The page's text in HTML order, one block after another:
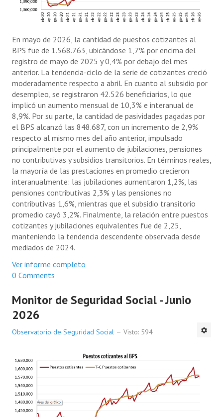
En mayo de 2026, la cantidad de puestos cotizantes al
BPS fue de 1.568.763, ubicándose 1,7% por encima del
registro de mayo de 2025 y 0,4% por debajo del mes
anterior. La tendencia-ciclo de la serie de cotizantes creció
moderadamente respecto a abril. En cuanto al subsidio por
desempleo, se registraron 42.526 beneficiarios, lo que
implicó un aumento mensual de 10,3% e interanual de
8,9%. Por su parte, la cantidad de pasividades pagadas por
el BPS alcanzó las 848.687, con un incremento de 2,9%
respecto al mismo mes del año anterior, impulsado
principalmente por el aumento de jubilaciones, pensiones
no contributivas y subsidios transitorios. En términos reales,
la mayoría de las prestaciones en promedio crecieron
interanualmente: las jubilaciones aumentaron 1,2%, las
pensiones contributivas 2,3% y las pensiones no
contributivas 1,6%, mientras que el subsidio transitorio
promedio cayó 3,2%. Finalmente, la relación entre puestos
cotizantes y jubilaciones equivalentes fue de 2,25,
manteniendo la tendencia descendente observada desde
mediados de 2024.
Ver informe completo
0 Comments
Monitor de Seguridad Social - Junio
2026
Observatorio de Seguridad Social Visto: 594